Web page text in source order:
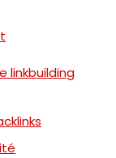
linkbuilding